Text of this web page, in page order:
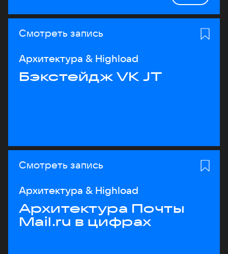
Смотреть запись
Архитектура & Highload
Бэкстейдж VK JT
Смотреть запись
Архитектура & Highload
Архитектура Почты
Mail.ru в цифрах